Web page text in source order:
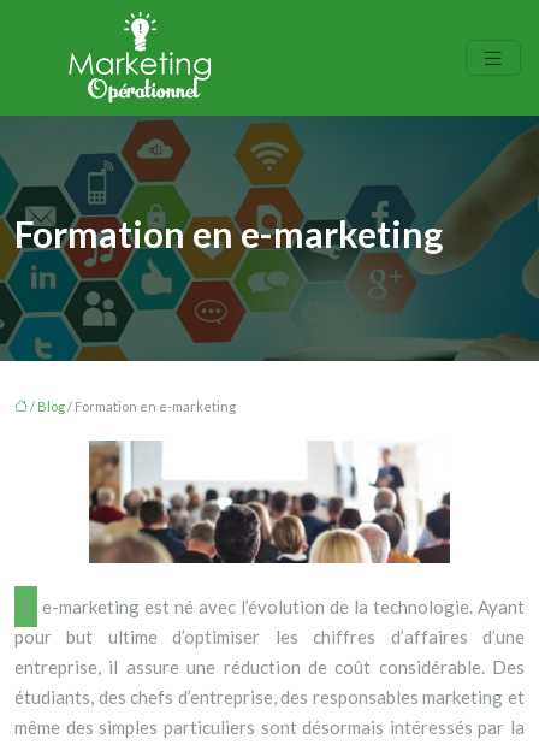
Formation en e-marketing
/ Blog/ Formation en e-marketing
L’e-marketing est né avec l’évolution de la technologie. Ayant
pour but ultime d’optimiser les chiffres d’affaires d’une
entreprise, il assure une réduction de coût considérable. Des
étudiants, des chefs d’entreprise, des responsables marketing et
même des simples particuliers sont désormais intéressés par la